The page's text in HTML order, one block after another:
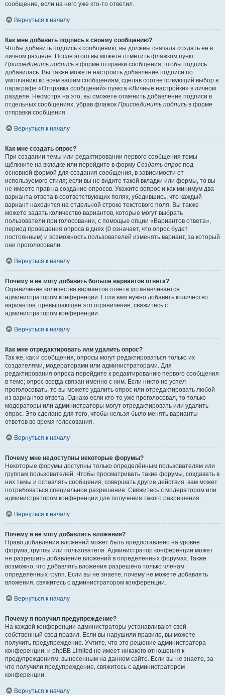
сообщение, если на него уже кто-то ответил.
Вернуться к началу
Как мне добавить подпись к своему сообщению?
Чтобы добавить подпись к сообщению, вы должны сначала создать её в
личном разделе. После этого вы можете отметить флажком пункт
Присоединить подпись в форме отправки сообщения, чтобы подпись
добавилась. Вы также можете настроить добавление подписи по
умолчанию ко всем вашим сообщениям, сделав соответствующий выбор в
параграфе «Отправка сообщений» пункта «Личные настройки» в личном
разделе. Несмотря на это, вы сможете отменить добавление подписи в
отдельных сообщениях, убрав флажок Присоединить подпись в форме
отправки сообщения.
Вернуться к началу
Как мне создать опрос?
При создании темы или редактировании первого сообщения темы
щёлкните на вкладке или перейдите в форму Создать опрос под
основной формой для создания сообщения, в зависимости от
используемого стиля; если вы не видите такой вкладки или формы, то вы
не имеете прав на создание опросов. Укажите вопрос и как минимум два
варианта ответа в соответствующих полях, убедившись, что каждый
вариант находится на отдельной строке текстового поля. Вы также
можете задать количество вариантов, которые могут выбрать
пользователи при голосовании, с помощью опции «Вариантов ответа»,
период проведения опроса в днях (0 означает, что опрос будет
постоянным) и возможность пользователей изменять вариант, за который
они проголосовали.
Вернуться к началу
Почему я не могу добавить больше вариантов ответа?
Ограничение количества вариантов ответа устанавливается
администратором конференции. Если вам нужно добавить количество
вариантов, превышающее это ограничение, свяжитесь с
администратором конференции.
Вернуться к началу
Как мне отредактировать или удалить опрос?
Так же, как и сообщения, опросы могут редактироваться только их
создателями, модераторами или администраторами. Для
редактирования опроса перейдите к редактированию первого сообщения
в теме; опрос всегда связан именно с ним. Если никто не успел
проголосовать, то вы можете удалить опрос или отредактировать любой
из вариантов ответа. Однако если кто-то уже проголосовал, то только
модераторы или администраторы могут отредактировать или удалить
опрос. Это сделано для того, чтобы нельзя было менять варианты
ответов во время голосования.
Вернуться к началу
Почему мне недоступны некоторые форумы?
Некоторые форумы доступны только определённым пользователям или
группам пользователей. Чтобы просматривать такие форумы, создавать в
них темы и оставлять сообщения, совершать другие действия, вам может
потребоваться специальное разрешение. Свяжитесь с модератором или
администратором конференции для получения такого разрешения.
Вернуться к началу
Почему я не могу добавлять вложения?
Право добавления вложений может быть предоставлено на уровне
форума, группы или пользователя. Администратор конференции может
не разрешить добавление вложений в определённых форумах. Также
возможно, что добавлять вложения разрешено только членам
определённых групп. Если вы не знаете, почему не можете добавлять
вложения, свяжитесь с администратором конференции.
Вернуться к началу
Почему я получил предупреждение?
На каждой конференции администраторы устанавливают свой
собственный свод правил. Если вы нарушили правило, вы можете
получить предупреждение. Учтите, что это решение администратора
конференции, и phpBB Limited не имеет никакого отношения к
предупреждениям, вынесенным на данном сайте. Если вы не знаете, за
что получили предупреждение, свяжитесь с администратором
конференции.
Вернуться к началу